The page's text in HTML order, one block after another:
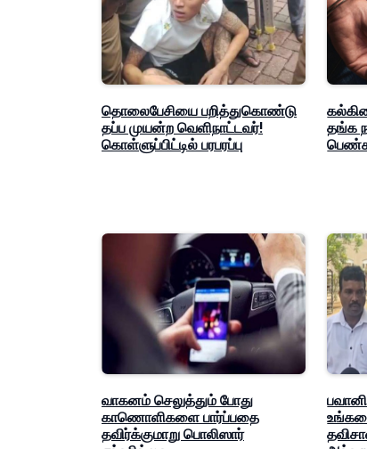
தொலைபேசியை பறித்துகொண்டு
தப்ப முயன்ற வெளிநாட்டவர்!
கொள்ளுப்பிட்டில் பரபரப்பு
தங்க
வாகனம் செலுத்தும் போது
காணொளிகளை பார்ப்பதை
தவிர்க்குமாறு பொலிஸார்